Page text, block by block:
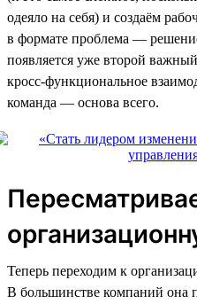
одеяло на себя) и создаём
в формате проблема —
появляется уже второй
кросс-функциональное
команда — основа всего.
Теперь переходим к
В большинстве компаний она